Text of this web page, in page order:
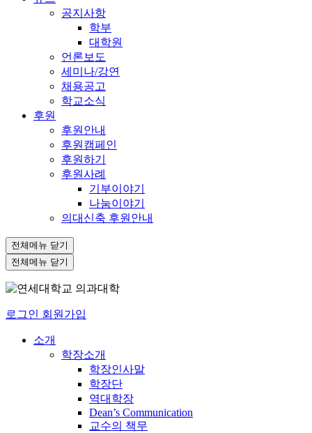
공지사항
학부
대학원
언론보도
세미나/강연
채용공고
학교소식
후원
후원안내
후원캠페인
후원하기
후원사례
기부이야기
나눔이야기
의대신축 후원안내
전체메뉴 닫기
전체메뉴 닫기
로그인 회원가입
소개
학장소개
학장인사말
학장단
역대학장
Dean’s Communication
교수의 책무